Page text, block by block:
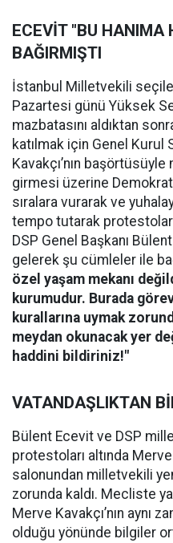
ECEVİT "BU HANIMA
BAĞIRMIŞTI
İstanbul Milletvekili
Pazartesi günü Yüksek
mazbatasını aldıktan
katılmak için Genel Kurul
Kavakçı’nın
girmesi üzerine
sıralara vurarak ve
tempo tutarak
DSP Genel Başkanı
gelerek şu cümleler ile
özel yaşam mekanı
kurumudur. Burada
kurallarına uymak
meydan okunacak yer
haddini bildiriniz!"
VATANDAŞLIKTAN
Bülent Ecevit ve DSP
protestoları altında
salonundan milletvekili
zorunda kaldı. Mecliste
Merve Kavakçı’nın aynı
olduğu yönünde bilgiler